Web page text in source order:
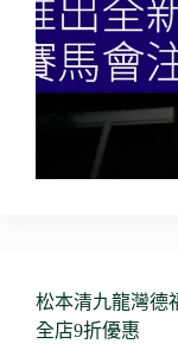
松本清九龍灣德
全店9折優惠